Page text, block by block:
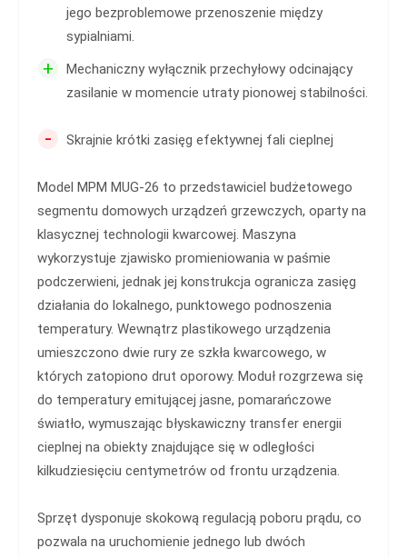
jego bezproblemowe przenoszenie między
sypialniami.
+
Mechaniczny wyłącznik przechyłowy odcinający
zasilanie w momencie utraty pionowej stabilności.
- Skrajnie krótki zasięg efektywnej fali cieplnej
Model MPM MUG-26 to przedstawiciel budżetowego
segmentu domowych urządzeń grzewczych, oparty na
klasycznej technologii kwarcowej. Maszyna
wykorzystuje zjawisko promieniowania w paśmie
podczerwieni, jednak jej konstrukcja ogranicza zasięg
działania do lokalnego, punktowego podnoszenia
temperatury. Wewnątrz plastikowego urządzenia
umieszczono dwie rury ze szkła kwarcowego, w
których zatopiono drut oporowy. Moduł rozgrzewa się
do temperatury emitującej jasne, pomarańczowe
światło, wymuszając błyskawiczny transfer energii
cieplnej na obiekty znajdujące się w odległości
kilkudziesięciu centymetrów od frontu urządzenia.
Sprzęt dysponuje skokową regulacją poboru prądu, co
pozwala na uruchomienie jednego lub dwóch